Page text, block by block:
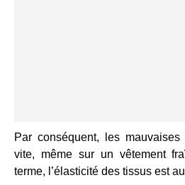
Par conséquent, les
vite, même sur un vêtement
terme, l’élasticité des tissus est